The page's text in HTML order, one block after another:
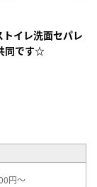
録
イレ洗面セパレ
同です☆
円～